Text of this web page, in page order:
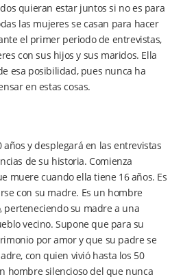
quieran estar juntos si no es para
las mujeres se casan para hacer
el primer periodo de entrevistas,
con sus hijos y sus maridos. Ella
esa posibilidad, pues nunca ha
en estas cosas.
años y desplegará en las entrevistas
de su historia. Comienza
muere cuando ella tiene 16 años. Es
con su madre. Es un hombre
perteneciendo su madre a una
vecino. Supone que para su
por amor y que su padre se
con quien vivió hasta los 50
hombre silencioso del que nunca